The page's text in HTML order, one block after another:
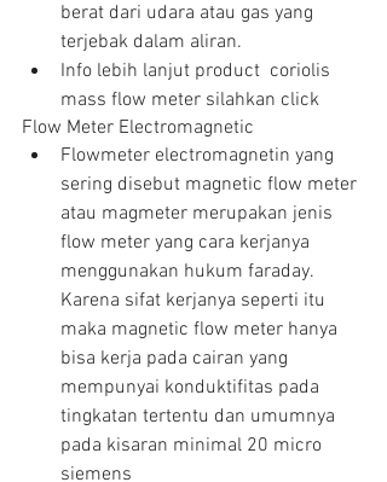
berat dari udara atau gas yang
terjebak dalam aliran.
Info lebih lanjut product  coriolis
mass flow meter silahkan click
Flow Meter Electromagnetic
Flowmeter electromagnetin yang
sering disebut magnetic flow meter
atau magmeter merupakan jenis
flow meter yang cara kerjanya
menggunakan hukum faraday.
Karena sifat kerjanya seperti itu
maka magnetic flow meter hanya
bisa kerja pada cairan yang
mempunyai konduktifitas pada
tingkatan tertentu dan umumnya
pada kisaran minimal 20 micro
siemens